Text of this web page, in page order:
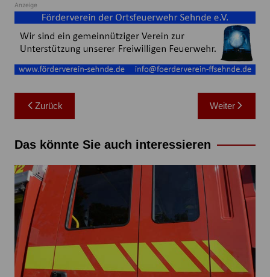
Anzeige
Beitragsnavigation
Zurück Weiter
Das könnte Sie auch interessieren